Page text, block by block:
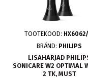
TOOTEKOOD:
BRÄND: PHILIPS
LISAHARJAD
SONICARE W2 OPTIMAL
2 TK, MUST